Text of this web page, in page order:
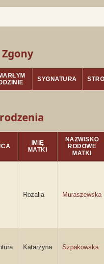
Zgony
SYGNATURA
IMIĘ
MATKI
NAZWISKO
RODOWE
MATKI
Rozalia Muraszewska
Katarzyna Szpakowska